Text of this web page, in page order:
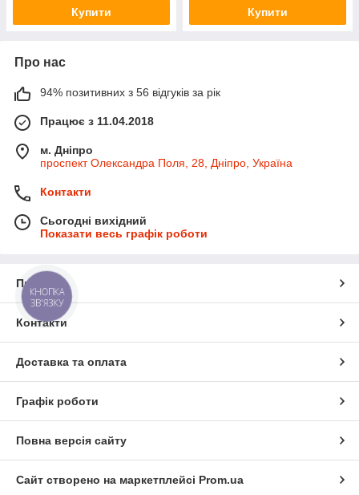
Купити Купити
Про нас
94% позитивних з 56 відгуків за рік
Працює з 11.04.2018
м. Дніпро
проспект Олександра Поля, 28, Дніпро, Україна
Контакти
Сьогодні вихідний
Показати весь графік роботи
Про нас
Контакти
Доставка та оплата
Графік роботи
Повна версія сайту
Сайт створено на маркетплейсі Prom.ua
КНОПКА
ЗВ'ЯЗКУ